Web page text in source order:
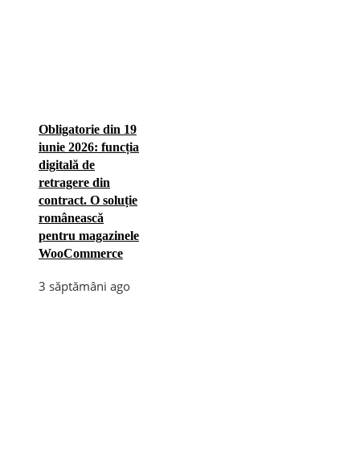
Obligatorie din 19
iunie 2026: funcția
digitală de
retragere din
contract. O soluție
românească
pentru magazinele
WooCommerce
3 săptămâni ago